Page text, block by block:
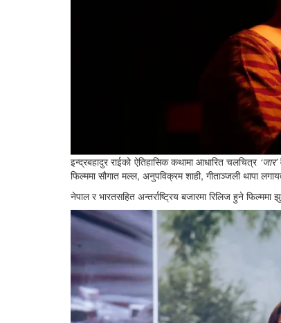
इन्द्रबहादुर राईको ऐतिहासिक कथामा आधारित चलचित्र ‘जार’
फिल्ममा सौगात मल्ल, अनुपविक्रम शाही, गीताञ्जली थापा
नेपाल र भारतसहित अन्तर्राष्ट्रिय बजारमा रिलिज हुने